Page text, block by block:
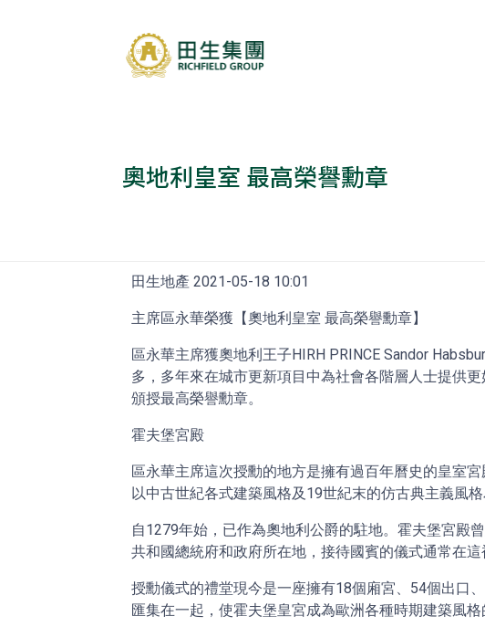
奧地利皇室 最高榮譽勳章
田生地產 2021-05-18 10:01
主席區永華榮獲【奧地利皇室 最高榮譽勳章】
區永華主席獲奧地利王子HIRH PRINCE Sandor
多，多年來在城市更新項目中為社會各階層人士提供
頒授最高榮譽勳章。
霍夫堡宮殿
區永華主席這次授勳的地方是擁有過百年曆史的皇室
以中古世紀各式建築風格及19世紀末的仿古典主義風格
自1279年始，已作為奧地利公爵的駐地。霍夫堡宮殿
共和國總統府和政府所在地，接待國賓的儀式通常在這
授勳儀式的禮堂現今是一座擁有18個廂宮、54個出口
匯集在一起，使霍夫堡皇宮成為歐洲各種時期建築風